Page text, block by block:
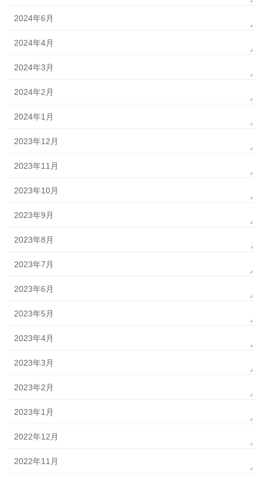
2024年6月
2024年4月
2024年3月
2024年2月
2024年1月
2023年12月
2023年11月
2023年10月
2023年9月
2023年8月
2023年7月
2023年6月
2023年5月
2023年4月
2023年3月
2023年2月
2023年1月
2022年12月
2022年11月